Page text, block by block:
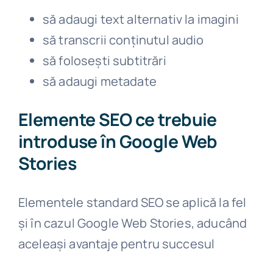
să adaugi text alternativ la imagini
să transcrii conținutul audio
să folosești subtitrări
să adaugi metadate
Elemente SEO ce trebuie
introduse în Google Web
Stories
Elementele standard SEO se aplică la fel
și în cazul Google Web Stories, aducând
aceleași avantaje pentru succesul